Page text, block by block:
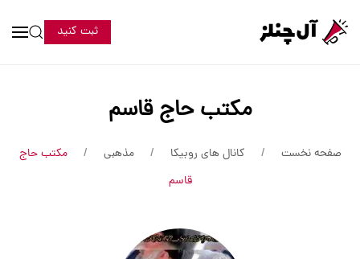
ثبت کنید
مکتب حاج قاسم
صفحه نخست کانال های روبیکا مذهبی
مکتب حاج
قاسم